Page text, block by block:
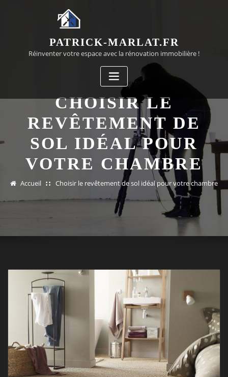
PATRICK-MARLAT.FR
Réinventer votre espace avec la rénovation immobilière !
CHOISIR LE
REVÊTEMENT DE
SOL IDÉAL POUR
VOTRE CHAMBRE
Accueil Choisir le revêtement de sol idéal pour votre chambre